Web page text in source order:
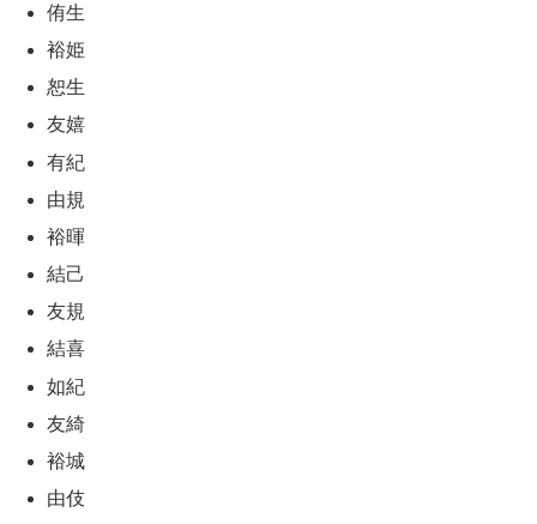
侑生
裕姫
恕生
友嬉
有紀
由規
裕暉
結己
友規
結喜
如紀
友綺
裕城
由伎